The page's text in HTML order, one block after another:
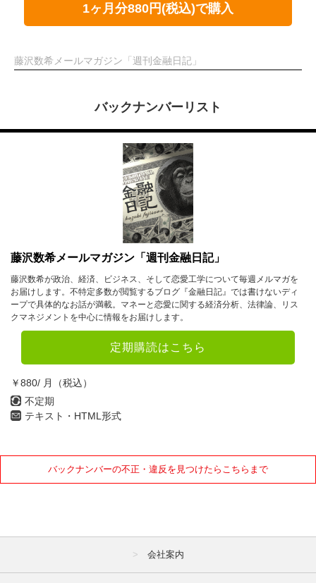
1ヶ月分880円(税込)で購入
藤沢数希メールマガジン「週刊金融日記」
バックナンバーリスト
藤沢数希メールマガジン「週刊金融日記」
藤沢数希が政治、経済、ビジネス、そして恋愛工学について毎週メルマガを
お届けします。不特定多数が閲覧するブログ『金融日記』では書けないディ
ープで具体的なお話が満載。マネーと恋愛に関する経済分析、法律論、リス
クマネジメントを中心に情報をお届けします。
定期購読はこちら
￥880/ 月（税込）
不定期
テキスト・HTML形式
バックナンバーの不正・違反を見つけたらこちらまで
会社案内